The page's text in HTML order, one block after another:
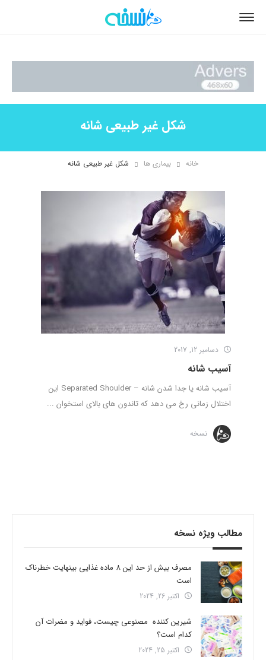
شکل غیر طبیعی شانه
خانه بیماری ها شکل غیر طبیعی شانه
دسامبر 12, 2017
آسیب شانه
آسیب شانه یا جدا شدن شانه – Separated Shoulder این
اختلال زمانی رخ می دهد که تاندون های بالای استخوان ...
نسخه
مطالب ویژه نسخه
مصرف بیش از حد این 8 ماده غذایی بینهایت خطرناک
است
اکتبر 26, 2024
شیرین کننده مصنوعی چیست، فواید و مضرات آن
کدام است؟
اکتبر 25, 2024